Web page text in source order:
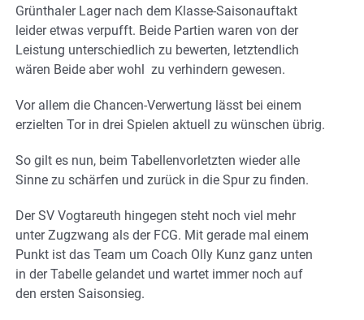
Grünthaler Lager nach dem Klasse-Saisonauftakt
leider etwas verpufft. Beide Partien waren von der
Leistung unterschiedlich zu bewerten, letztendlich
wären Beide aber wohl zu verhindern gewesen.
Vor allem die Chancen-Verwertung lässt bei einem
erzielten Tor in drei Spielen aktuell zu wünschen übrig.
So gilt es nun, beim Tabellenvorletzten wieder alle
Sinne zu schärfen und zurück in die Spur zu finden.
Der SV Vogtareuth hingegen steht noch viel mehr
unter Zugzwang als der FCG. Mit gerade mal einem
Punkt ist das Team um Coach Olly Kunz ganz unten
in der Tabelle gelandet und wartet immer noch auf
den ersten Saisonsieg.